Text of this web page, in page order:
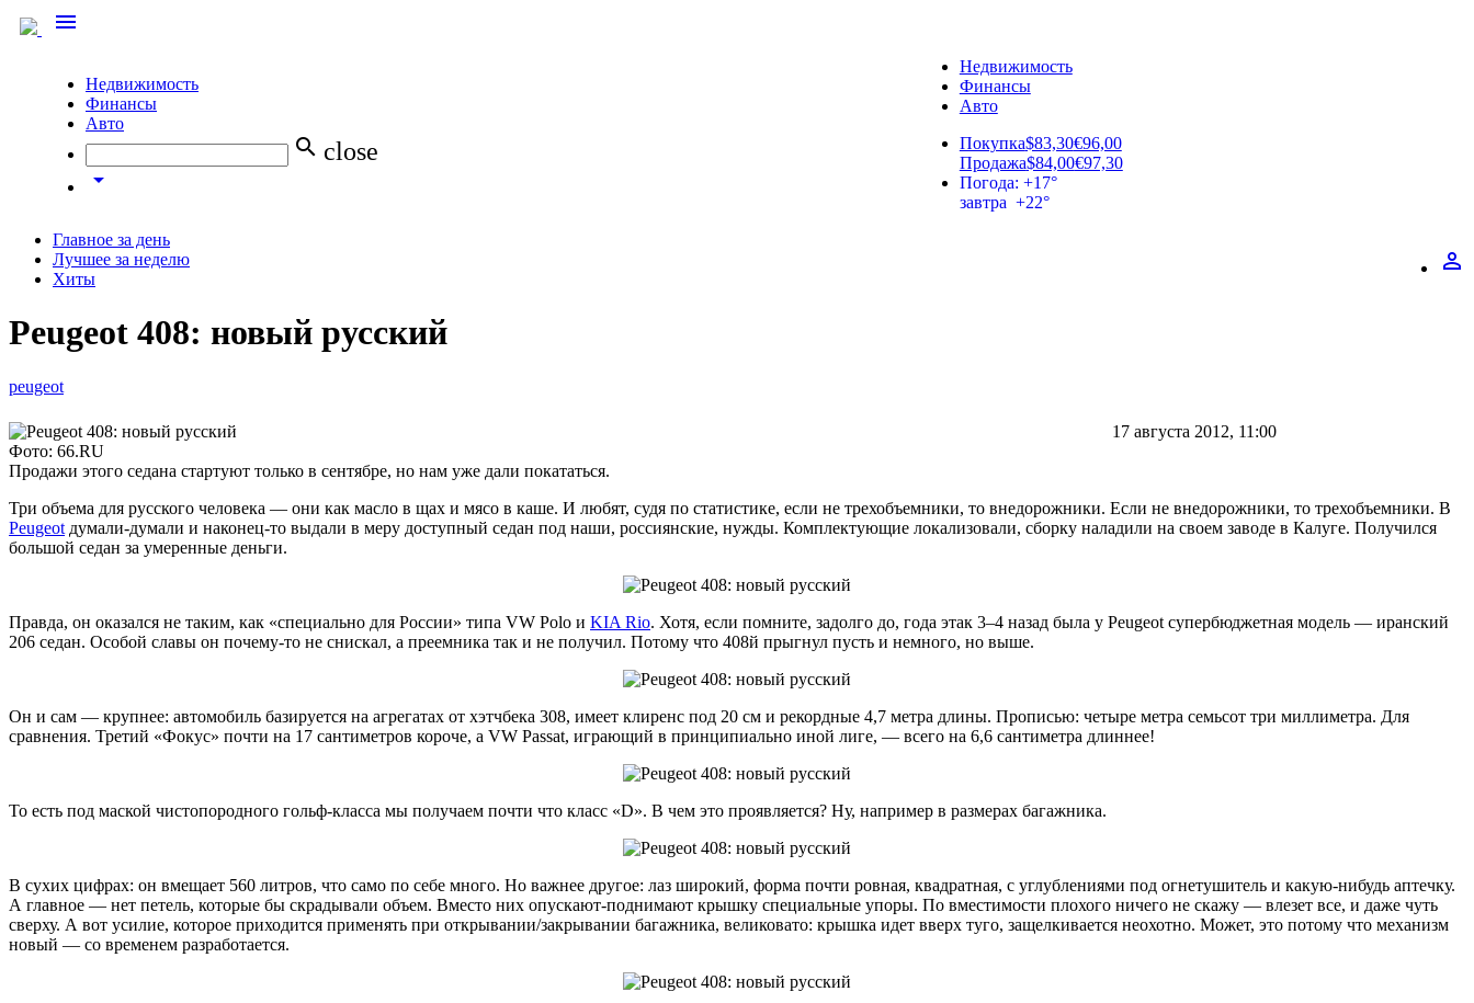
menu
Недвижимость
Финансы
Авто
search close
arrow_drop_down
Недвижимость
Финансы
Авто
Покупка$83,30€96,00
Продажа$84,00€97,30
Погода: +17°
завтра +22°
perm_identity
Главное за день
Лучшее за неделю
Хиты
Peugeot 408: новый русский
peugeot
17 августа 2012, 11:00
Фото: 66.RU
Продажи этого седана стартуют только в сентябре, но нам уже дали покататься.
Три объема для русского человека — они как масло в щах и мясо в каше. И любят, судя по статистике, если не трехобъемники, то внедорожники. Если не внедорожники, то трехобъемники. В
Peugeotдумали-думали и наконец-то выдали в меру доступный седан под наши, россиянские, нужды. Комплектующие локализовали, сборку наладили на своем заводе в Калуге. Получился
большой седан за умеренные деньги.
Правда, он оказался не таким, как «специально для России» типа VW Polo и KIA Rio. Хотя, если помните, задолго до, года этак 3–4 назад была у Peugeot супербюджетная модель — иранский
206 седан. Особой славы он почему-то не снискал, а преемника так и не получил. Потому что 408й прыгнул пусть и немного, но выше.
Он и сам — крупнее: автомобиль базируется на агрегатах от хэтчбека 308, имеет клиренс под 20 см и рекордные 4,7 метра длины. Прописью: четыре метра семьсот три миллиметра. Для
сравнения. Третий «Фокус» почти на 17 сантиметров короче, а VW Passat, играющий в принципиально иной лиге, — всего на 6,6 сантиметра длиннее!
То есть под маской чистопородного гольф-класса мы получаем почти что класс «D». В чем это проявляется? Ну, например в размерах багажника.
В сухих цифрах: он вмещает 560 литров, что само по себе много. Но важнее другое: лаз широкий, форма почти ровная, квадратная, с углублениями под огнетушитель и какую-нибудь аптечку.
А главное — нет петель, которые бы скрадывали объем. Вместо них опускают-поднимают крышку специальные упоры. По вместимости плохого ничего не скажу — влезет все, и даже чуть
сверху. А вот усилие, которое приходится применять при открывании/закрывании багажника, великовато: крышка идет вверх туго, защелкивается неохотно. Может, это потому что механизм
новый — со временем разработается.